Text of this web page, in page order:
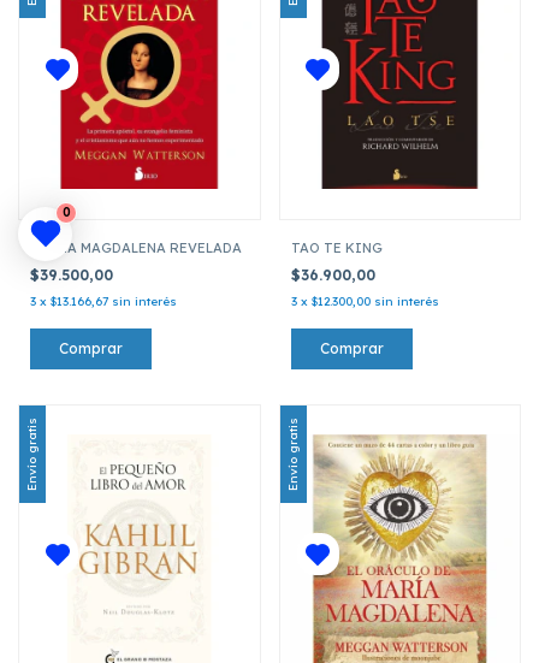
MARÍA MAGDALENA REVELADA
$39.500,00
3 x $13.166,67 sin interés
TAO TE KING
$36.900,00
3 x $12.300,00 sin interés
Envío gratis Envío gratis
0